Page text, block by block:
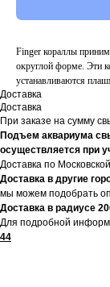
Finger кораллы
округлой форме. Эти
устанавливаются
Доставка
Доставка
При заказе на сумму
Подъем аквариума
осуществляется при
Доставка по
Доставка в другие
мы можем подобрать
Доставка в радиусе
Для подробной
44